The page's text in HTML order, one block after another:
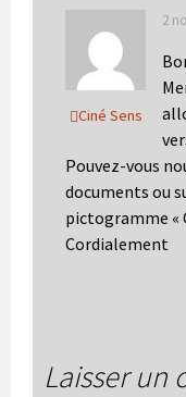
Ciné Sens
2
Pouvez-vous
documents ou
pictogramme «
Cordialement
Laisser un